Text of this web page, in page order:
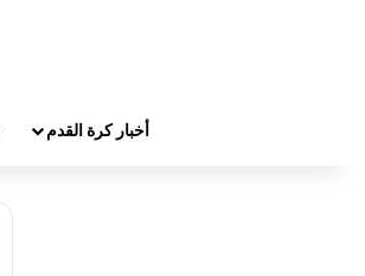
أخبار كرة القدم